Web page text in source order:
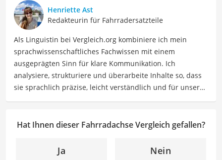
Beruflich ist Larissa Coach, Sportmentaltrainerin, Social
Media Managerin. Mit 15.000 Kilometern pro Jahr macht
sie auch weiterhin immer neue Erfahrungen, die sie vor
allem als "Rennradmädchen" auf Instagram teilt.
Der Fahrradachse-Vergleich ist aus unserer Sicht
besonders empfehlenswert fürFahrradmechaniker
Radfahrer.
Henriette Ast
Redakteurin für Fahrradersatzteile
Als Linguistin bei Vergleich.org kombiniere ich mein
sprachwissenschaftliches Fachwissen mit einem
ausgeprägten Sinn für klare Kommunikation. Ich
analysiere, strukturiere und überarbeite Inhalte so, dass
sie sprachlich präzise, leicht verständlich und für unsere
beschäftige ich mich gerne mit verschiedenen Hobbys
meinen Beiträgen wider, die sich mit Freizeitideen,
Hat Ihnen dieser Fahrradachse Vergleich gefallen?
Ja Nein